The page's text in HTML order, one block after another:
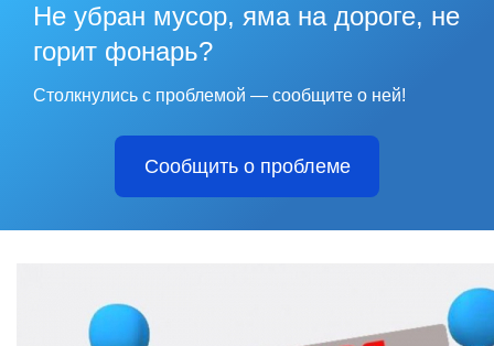
Не убран мусор, яма на дороге, не
горит фонарь?
Столкнулись с проблемой — сообщите о ней!
Сообщить о проблеме